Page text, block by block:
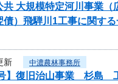
共 大規模特定河川事業（
債）飛騨川1工事に関す
新 中濃農林事務所
号】復旧治山事業 杉島